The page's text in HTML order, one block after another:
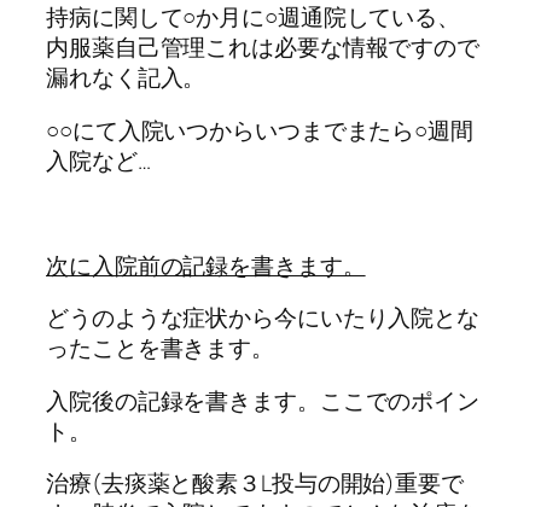
持病に関して○か月に○週通院している、
内服薬自己管理これは必要な情報ですので
漏れなく記入。
○○にて入院いつからいつまでまたら○週間
入院など…
次に入院前の記録を書きます。
どうのような症状から今にいたり入院とな
ったことを書きます。
入院後の記録を書きます。ここでのポイン
ト。
治療(去痰薬と酸素３L投与の開始)重要で